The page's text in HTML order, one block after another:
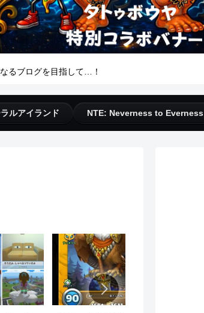
るブログを目指して…！
ルアイランド NTE: Neverness to Everness